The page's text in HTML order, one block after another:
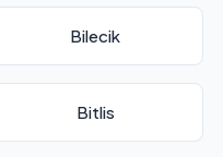
Bilecik
Bitlis